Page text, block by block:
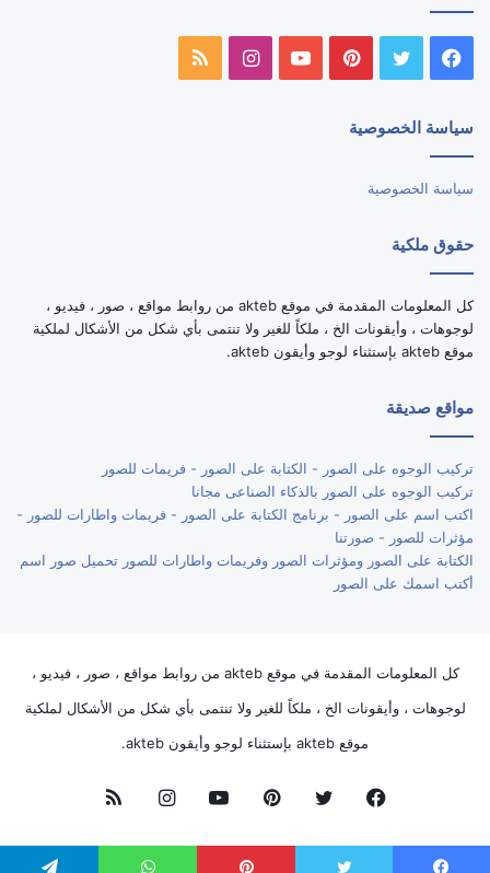
فيسبوك تويتر بينتيريستيوتيوبانستقرامملخص
سياسة الخصوصية
سياسة الخصوصية
حقوق ملكية
كل المعلومات المقدمة في موقع akteb من روابط مواقع ، صور ، فيديو ،
لوجوهات ، وأيقونات الخ ، ملكاً للغير ولا تنتمى بأي شكل من الأشكال لملكية
موقع akteb بإستثناء لوجو وأيقون akteb.
مواقع صديقة
تركيب الوجوه على الصور - الكتابة على الصور - فريمات للصور
تركيب الوجوه على الصور بالذكاء الصناعى مجانا
اكتب اسم على الصور - برنامج الكتابة على الصور - فريمات واطارات للصور -
مؤثرات للصور - صورتنا
الكتابة على الصور ومؤثرات الصور وفريمات واطارات للصور تحميل صور اسم
أكتب اسمك على الصور
كل المعلومات المقدمة في موقع akteb من روابط مواقع ، صور ، فيديو ،
لوجوهات ، وأيقونات الخ ، ملكاً للغير ولا تنتمى بأي شكل من الأشكال لملكية
موقع akteb بإستثناء لوجو وأيقون akteb.
فيسبوك تويتر بينتيريستيوتيوبانستقرامملخص
الموقع